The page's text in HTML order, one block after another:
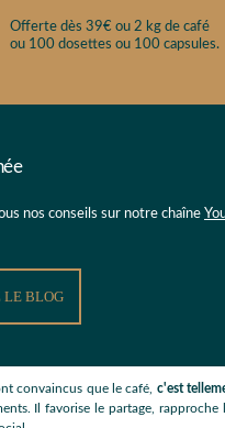
Offerte dès 39€ ou 2 kg de café
ou 100 dosettes ou 100 capsules.
nos conseils sur notre chaîne
LE BLOG
convaincus que le café, c'est
Il favorise le partage, rapproche